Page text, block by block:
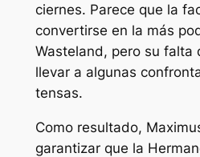
ciernes. Parece que la
convertirse en la más
Wasteland, pero su falta
llevar a algunas
tensas.
Como resultado,
garantizar que la